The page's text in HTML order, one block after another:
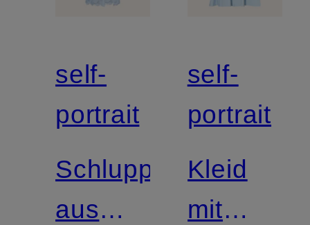
self-
portrait
Schluppenkleid
aus
self-
portrait
Kleid
mit